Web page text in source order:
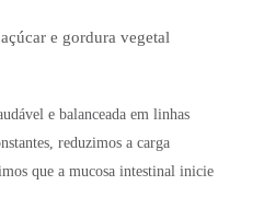
e gordura vegetal
e balanceada em linhas
reduzimos a carga
que a mucosa intestinal inicie